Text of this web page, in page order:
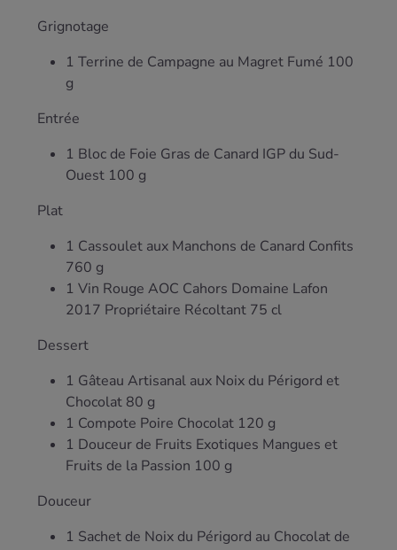
Grignotage
1 Terrine de Campagne au Magret Fumé 100
g
Entrée
1 Bloc de Foie Gras de Canard IGP du Sud-
Ouest 100 g
Plat
1 Cassoulet aux Manchons de Canard Confits
760 g
1 Vin Rouge AOC Cahors Domaine Lafon
2017 Propriétaire Récoltant 75 cl
Dessert
1 Gâteau Artisanal aux Noix du Périgord et
Chocolat 80 g
1 Compote Poire Chocolat 120 g
1 Douceur de Fruits Exotiques Mangues et
Fruits de la Passion 100 g
Douceur
1 Sachet de Noix du Périgord au Chocolat de